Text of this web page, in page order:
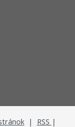
| RSS |